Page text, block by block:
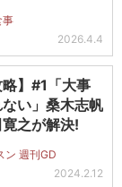
事
2026.4.4
略】#1「大事
い」桑木志帆
之が解決!
ン 週刊GD
2024.2.12